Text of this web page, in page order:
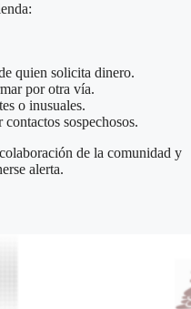
quien solicita dinero.
por otra vía.
o inusuales.
sospechosos.
de la comunidad y
alerta.